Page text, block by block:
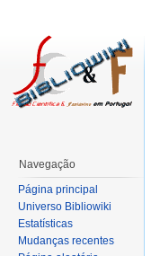
Navegação
Página principal
Universo Bibliowiki
Estatísticas
Mudanças recentes